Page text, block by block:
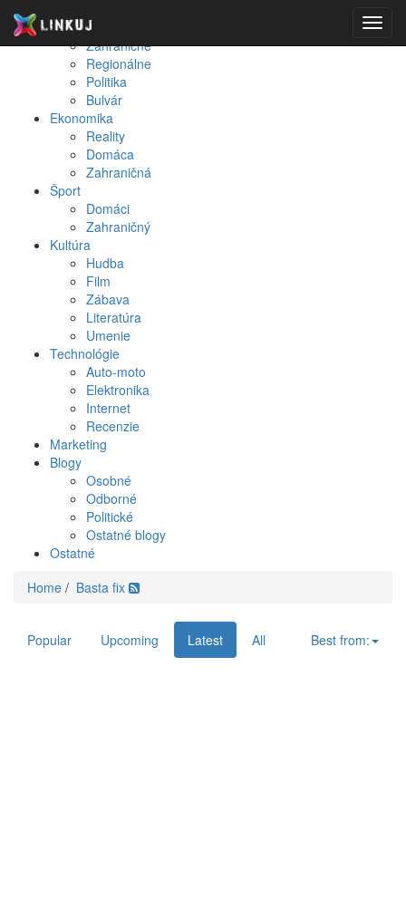
Domáce
Zahraničné
Regionálne
Politika
Bulvár
Ekonomika
Reality
Domáca
Zahraničná
Šport
Domáci
Zahraničný
Kultúra
Hudba
Film
Zábava
Literatúra
Umenie
Technológie
Auto-moto
Elektronika
Internet
Recenzie
Marketing
Blogy
Osobné
Odborné
Politické
Ostatné blogy
Ostatné
Home / Basta fix
Popular Upcoming Latest All Best from: